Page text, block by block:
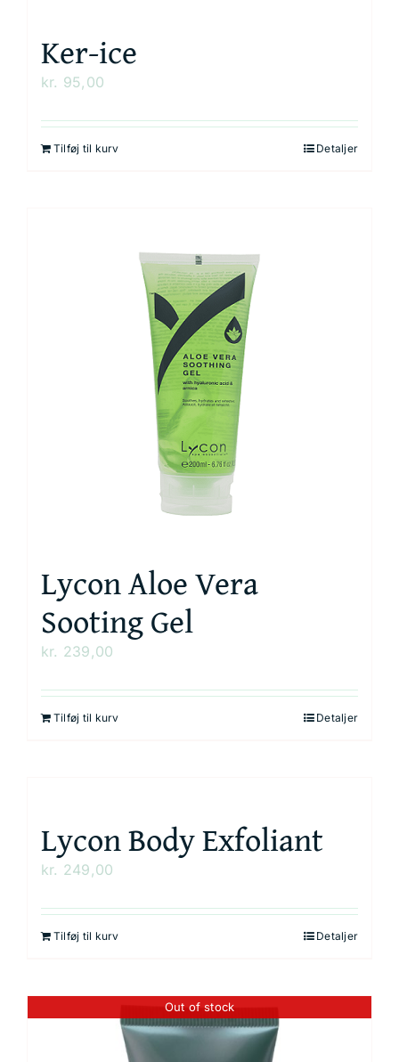
Ker-ice
kr. 95,00
Tilføj til kurv Detaljer
Lycon Aloe Vera
Sooting Gel
kr. 239,00
Tilføj til kurv Detaljer
Lycon Body Exfoliant
kr. 249,00
Tilføj til kurv Detaljer
Out of stock